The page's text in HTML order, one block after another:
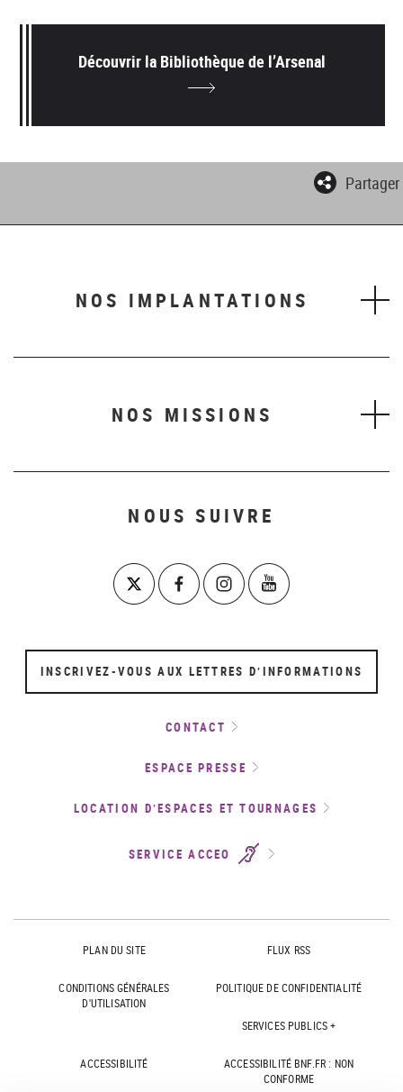
Découvrir la Bibliothèque de l’Arsenal
Partager
NOS IMPLANTATIONS
NOS MISSIONS
NOUS SUIVRE
INSCRIVEZ-VOUS AUX LETTRES D’INFORMATIONS
CONTACT
ESPACE PRESSE
LOCATION D’ESPACES ET TOURNAGES
SERVICE ACCEO
PLAN DU SITE FLUX RSS
CONDITIONS GÉNÉRALES
D'UTILISATION
POLITIQUE DE CONFIDENTIALITÉ
SERVICES PUBLICS +
ACCESSIBILITÉ
ACCESSIBILITÉ BNF.FR : NON
CONFORME